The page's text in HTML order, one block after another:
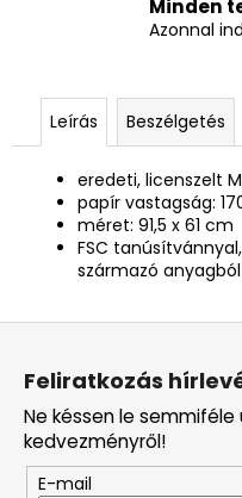
Minden
Azonnal
Leírás Beszélgetés
eredeti, licenszelt
papír vastagság:
méret: 91,5 x 61 cm
FSC
származó
Feliratkozás
Ne késsen le
kedvezményről!
E-mail